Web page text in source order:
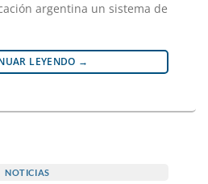
argentina un sistema de
LEYENDO →
NOTICIAS